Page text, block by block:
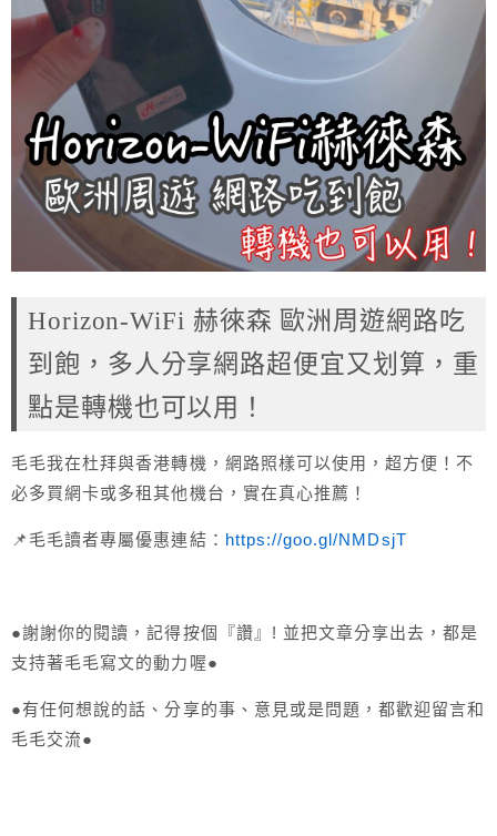
Horizon-WiFi 赫徠森 歐洲周遊網路吃
到飽，多人分享網路超便宜又划算，重
點是轉機也可以用！
毛毛我在杜拜與香港轉機，網路照樣可以使用，超方便！不
必多買網卡或多租其他機台，實在真心推薦！
📌毛毛讀者專屬優惠連結： https://goo.gl/NMDsjT
●謝謝你的閱讀，記得按個『讚』! 並把文章分享出去，都是
支持著毛毛寫文的動力喔●
●有任何想說的話、分享的事、意見或是問題，都歡迎留言和
毛毛交流●